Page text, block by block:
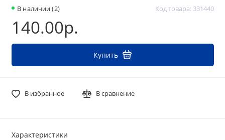
В наличии (2) Код товара: 331440
140.00р.
Купить
В избранное В сравнение
Характеристики